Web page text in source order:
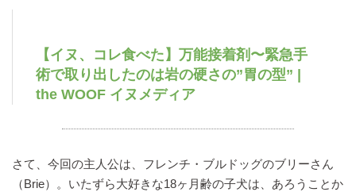
【イヌ、コレ食べた】万能接着剤〜緊急手
術で取り出したのは岩の硬さの”胃の型” |
the WOOF イヌメディア
さて、今回の主人公は、フレンチ・ブルドッグのブリーさん
（Brie）。いたずら大好きな18ヶ月齢の子犬は、あろうことか